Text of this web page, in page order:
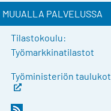
MUUALLA PALVELUSSA
Tilastokoulu:
Työmarkkinatilastot
Työministeriön taulukot